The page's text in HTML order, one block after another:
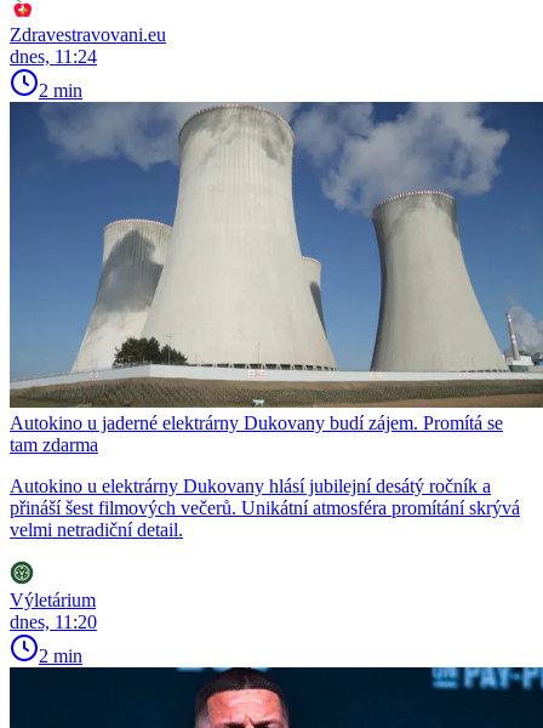
Zdravestravovani.eu
dnes, 11:24
2 min
Autokino u jaderné elektrárny Dukovany budí zájem. Promítá se
tam zdarma
Autokino u elektrárny Dukovany hlásí jubilejní desátý ročník a
přináší šest filmových večerů. Unikátní atmosféra promítání skrývá
velmi netradiční detail.
Výletárium
dnes, 11:20
2 min